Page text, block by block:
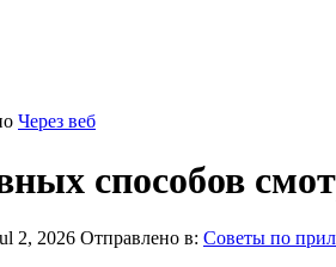
Через веб
способов
2, 2026 Отправлено в: Советы по